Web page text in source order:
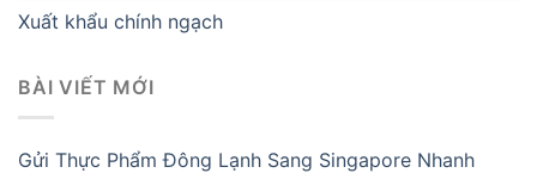
Xuất khẩu chính ngạch
BÀI VIẾT MỚI
Gửi Thực Phẩm Đông Lạnh Sang Singapore Nhanh